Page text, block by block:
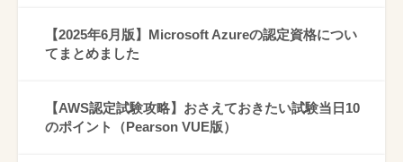
【2025年6月版】Microsoft Azureの認定資格につい
てまとめました
【AWS認定試験攻略】おさえておきたい試験当日10
のポイント（Pearson VUE版）